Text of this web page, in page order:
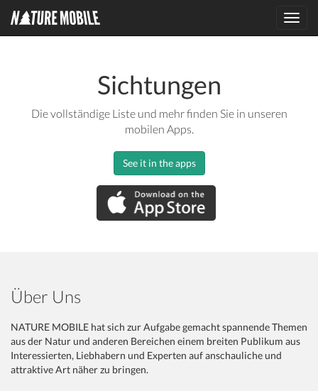
Sichtungen
Die vollständige Liste und mehr finden Sie in unseren
mobilen Apps.
See it in the apps
Über Uns
NATURE MOBILE hat sich zur Aufgabe gemacht spannende Themen
aus der Natur und anderen Bereichen einem breiten Publikum aus
Interessierten, Liebhabern und Experten auf anschauliche und
attraktive Art näher zu bringen.